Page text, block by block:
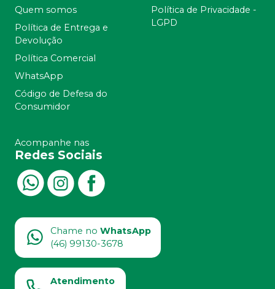
Quem somos
Política de Entrega e
Devolução
Política Comercial
WhatsApp
Código de Defesa do
Consumidor
Política de Privacidade -
LGPD
Acompanhe nas
Redes Sociais
Chame no WhatsApp
(46) 99130-3678
Atendimento